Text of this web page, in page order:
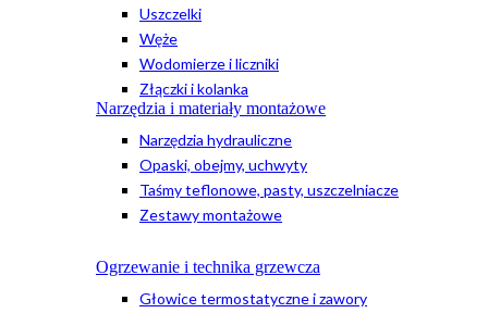
Uszczelki
Węże
Wodomierze i liczniki
Złączki i kolanka
Narzędzia i materiały montażowe
Narzędzia hydrauliczne
Opaski, obejmy, uchwyty
Taśmy teflonowe, pasty, uszczelniacze
Zestawy montażowe
Ogrzewanie i technika grzewcza
Głowice termostatyczne i zawory